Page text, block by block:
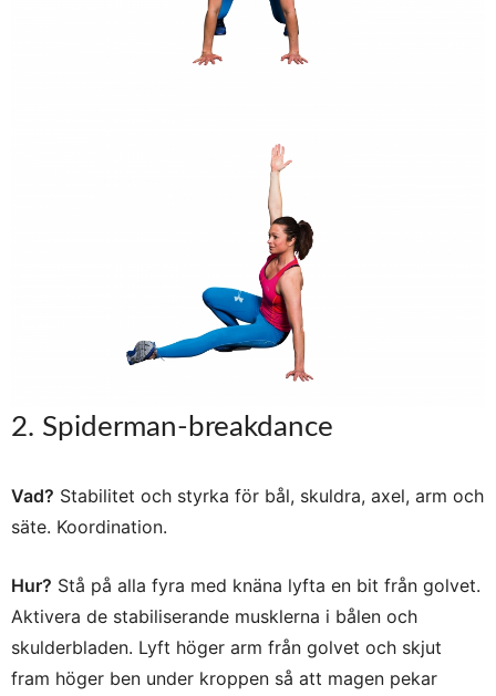
2. Spiderman-breakdance
Vad? Stabilitet och styrka för bål, skuldra, axel, arm och
säte. Koordination.
Hur? Stå på alla fyra med knäna lyfta en bit från golvet.
Aktivera de stabiliserande musklerna i bålen och
skulderbladen. Lyft höger arm från golvet och skjut
fram höger ben under kroppen så att magen pekar